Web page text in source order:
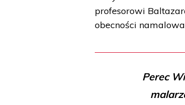
profesorowi
obecności
Perec